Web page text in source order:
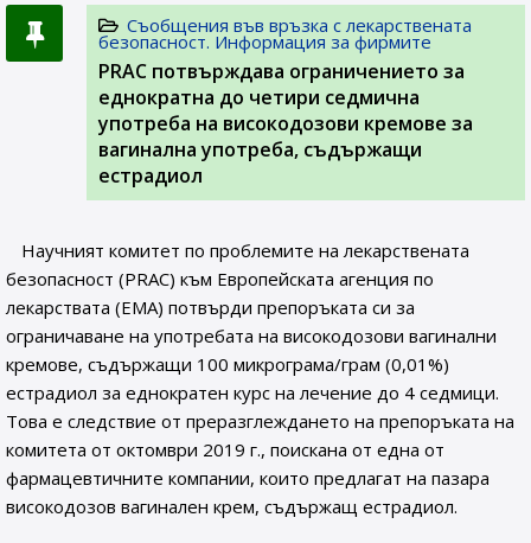
Съобщения във връзка с лекарствената
безопасност. Информация за фирмите
PRAC потвърждава ограничението за
еднократна до четири седмична
употреба на високодозови кремове за
вагинална употреба, съдържащи
естрадиол
Научният комитет по проблемите на лекарствената
безопасност (PRAC) към Европейската агенция по
лекарствата (EMA) потвърди препоръката си за
ограничаване на употребата на високодозови вагинални
кремове, съдържащи 100 микрограма/грам (0,01%)
естрадиол за еднократен курс на лечение до 4 седмици.
Това е следствие от преразглеждането на препоръката на
комитета от октомври 2019 г., поискана от една от
фармацевтичните компании, които предлагат на пазара
високодозов вагинален крем, съдържащ естрадиол.